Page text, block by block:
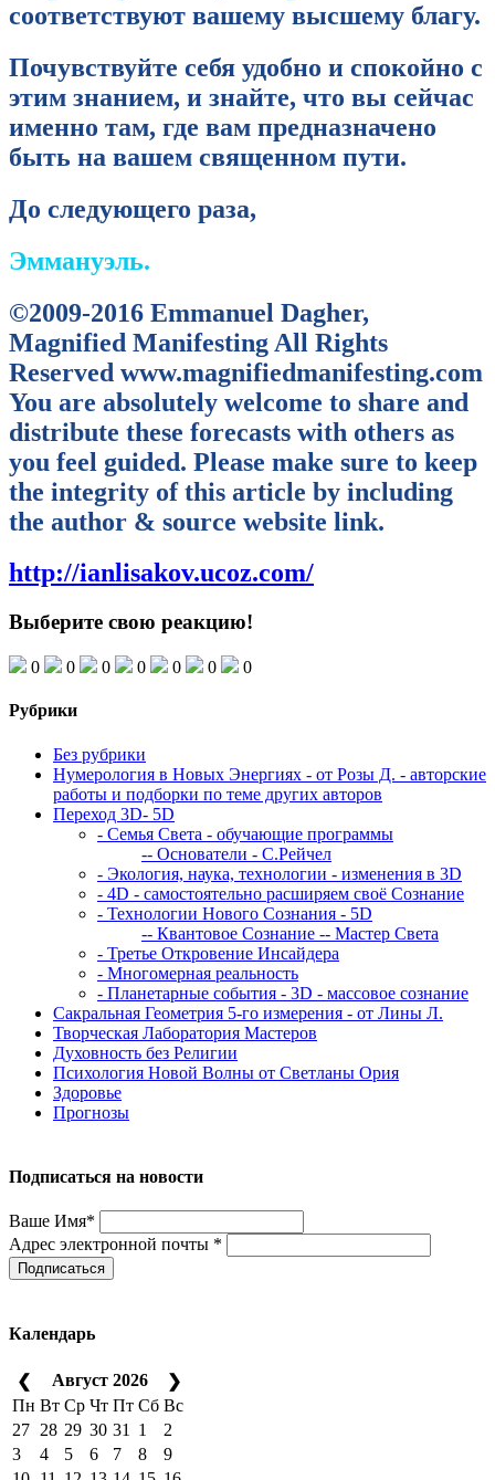
соответствуют вашему высшему благу.
Почувствуйте себя удобно и спокойно с
этим знанием, и знайте, что вы сейчас
именно там, где вам предназначено
быть на вашем священном пути.
До следующего раза,
Эммануэль.
©2009-2016 Emmanuel Dagher,
Magnified Manifesting All Rights
Reserved www.magnifiedmanifesting.com
You are absolutely welcome to share and
distribute these forecasts with others as
you feel guided. Please make sure to keep
the integrity of this article by including
the author & source website link.
http://ianlisakov.ucoz.com/
Выберите свою реакцию!
0 0 0 0 0 0 0
Рубрики
Без рубрики
Нумерология в Новых Энергиях - от Розы Д. - авторские
работы и подборки по теме других авторов
Переход 3D- 5D
- Семья Света - обучающие программы
-- Основатели - С.Рейчел
- Экология, наука, технологии - изменения в 3D
- 4D - самостоятельно расширяем своё Сознание
- Технологии Нового Сознания - 5D
-- Квантовое Сознание -- Мастер Света
- Третье Откровение Инсайдера
- Многомерная реальность
- Планетарные события - 3D - массовое сознание
Сакральная Геометрия 5-го измерения - от Лины Л.
Творческая Лаборатория Мастеров
Духовность без Религии
Психология Новой Волны от Светланы Ория
Здоровье
Прогнозы
Подписаться на новости
Ваше Имя*
Адрес электронной почты *
Подписаться
Календарь
❮ Август 2026
❯
Пн Вт Ср Чт Пт Сб Вс
27 28 29 30 31 1
2
3
4 5 6 7 8
9